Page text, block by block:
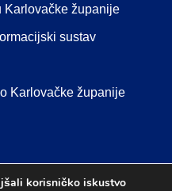
Karlovačke županije
sustav
Karlovačke županije
korisničko iskustvo